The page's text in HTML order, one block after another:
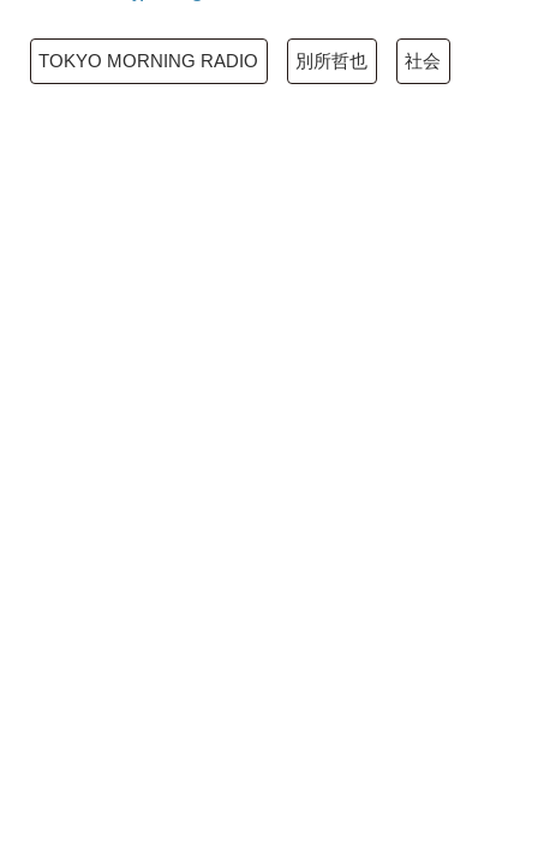
TOKYO MORNING RADIO 別所哲也 社会